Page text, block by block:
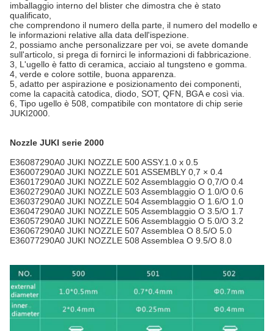
imballaggio interno del blister che dimostra che è stato
qualificato,
che comprendono il numero della parte, il numero del modello e
le informazioni relative alla data dell'ispezione.
2, possiamo anche personalizzare per voi, se avete domande
sull'articolo, si prega di fornirci le informazioni di fabbricazione.
3, L'ugello è fatto di ceramica, acciaio al tungsteno e gomma.
4, verde e colore sottile, buona apparenza.
5, adatto per aspirazione e posizionamento dei componenti,
come la capacità catodica, diodo, SOT, QFN, BGA e così via.
6, Tipo ugello è 508, compatibile con montatore di chip serie
JUKI2000.
Nozzle JUKI serie 2000
E36087290A0 JUKI NOZZLE 500 ASSY.1.0 x 0.5
E36007290A0 JUKI NOZZLE 501 ASSEMBLY 0,7 × 0.4
E36017290A0 JUKI NOZZLE 502 Assemblaggio O 0,7/O 0.4
E36027290A0 JUKI NOZZLE 503 Assemblaggio O 1.0/O 0.6
E36037290A0 JUKI NOZZLE 504 Assemblaggio O 1.6/O 1.0
E36047290A0 JUKI NOZZLE 505 Assemblaggio O 3.5/O 1.7
E36057290A0 JUKI NOZZLE 506 Assemblaggio O 5.0/O 3.2
E36067290A0 JUKI NOZZLE 507 Assemblea O 8.5/O 5.0
E36077290A0 JUKI NOZZLE 508 Assemblea O 9.5/O 8.0